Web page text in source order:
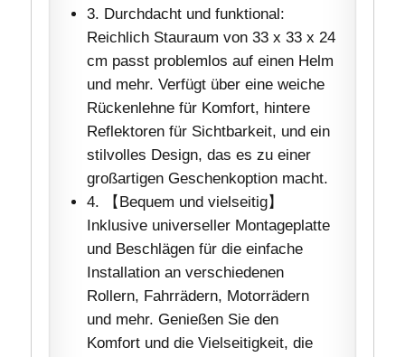
3. Durchdacht und funktional:
Reichlich Stauraum von 33 x 33 x 24
cm passt problemlos auf einen Helm
und mehr. Verfügt über eine weiche
Rückenlehne für Komfort, hintere
Reflektoren für Sichtbarkeit, und ein
stilvolles Design, das es zu einer
großartigen Geschenkoption macht.
4. 【Bequem und vielseitig】
Inklusive universeller Montageplatte
und Beschlägen für die einfache
Installation an verschiedenen
Rollern, Fahrrädern, Motorrädern
und mehr. Genießen Sie den
Komfort und die Vielseitigkeit, die